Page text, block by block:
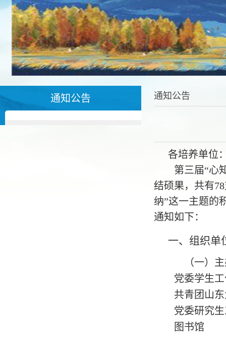
通知公告 通知公告
各培养单位
第三届“心
结硕果，共有78
纳”这一主题的
通知如下：
一、 组织单
（一）
党委学生
共青团山
党委研究
图书馆